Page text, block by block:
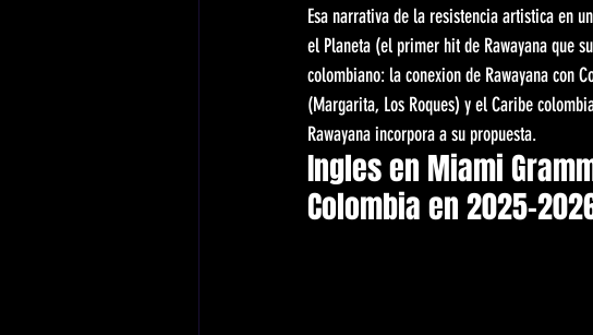
Esa narrativa de la resistencia artistica en
el Planeta (el primer hit de Rawayana que
colombiano: la conexion de Rawayana con
(Margarita, Los Roques) y el Caribe
Rawayana incorpora a su propuesta.
Ingles en Miami
Colombia en 2025-